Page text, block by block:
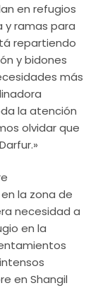
en refugios
y ramas para
repartiendo
y bidones
más
la atención
olvidar que
la zona de
necesidad a
en la
en Shangil